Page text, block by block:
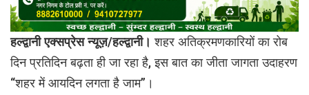
हल्द्वानी एक्सप्रेस न्यूज़/हल्द्वानी। शहर अतिक्रमणकारियों का रोब
दिन प्रतिदिन बढ़ता ही जा रहा है, इस बात का जीता जागता उदाहरण
“शहर में आयदिन लगता है जाम”।